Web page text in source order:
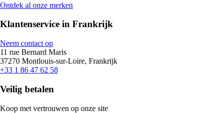
Ontdek al onze merken
Klantenservice in Frankrijk
Neem contact op
11 rue Bernard Maris
37270 Montlouis-sur-Loire, Frankrijk
+33 1 86 47 62 58
Veilig betalen
Koop met vertrouwen op onze site